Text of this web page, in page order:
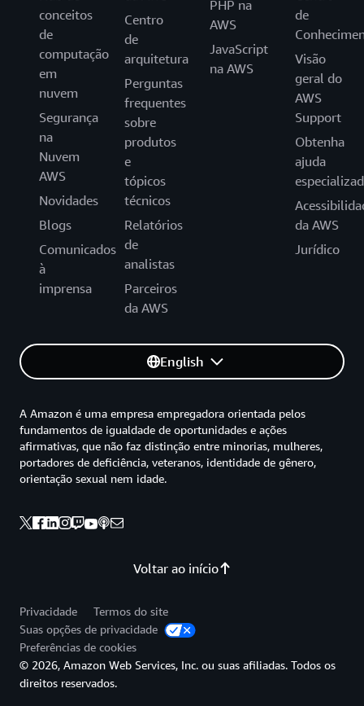
conceitos
de
computação
em
nuvem
Segurança
na
Nuvem
AWS
Novidades
Blogs
Comunicados
à
imprensa
Centro
de
arquitetura
Perguntas
frequentes
sobre
produtos
e
tópicos
técnicos
Relatórios
de
analistas
Parceiros
da AWS
PHP na
AWS
JavaScript
na AWS
de
Visão
geral do
AWS
Support
Obtenha
ajuda
da AWS
Jurídico
English
Voltar ao início
A Amazon é uma empresa empregadora orientada pelos
fundamentos de igualdade de oportunidades e ações
afirmativas, que não faz distinção entre minorias, mulheres,
portadores de deficiência, veteranos, identidade de gênero,
orientação sexual nem idade.
Privacidade
Termos do site
Suas opções de privacidade
Preferências de cookies
© 2026, Amazon Web Services, Inc. ou suas afiliadas. Todos os
direitos reservados.